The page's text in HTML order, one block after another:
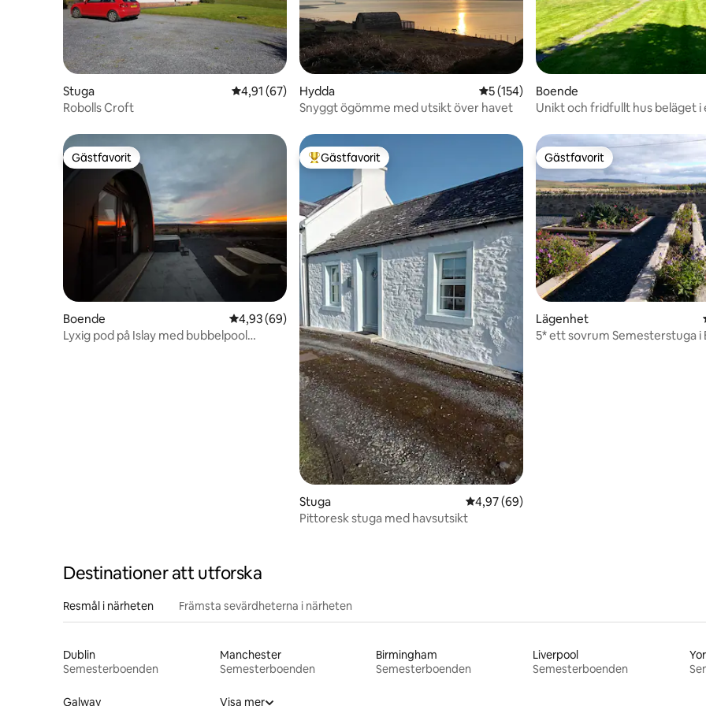
Stuga 4,91 av 5 i genomsnittligt betyg, 67 omdömen
4,91 (67)
Robolls Croft
Hydda 5 av 5 i genomsnittligt betyg, 154
5 (154)
Snyggt ögömme med utsikt över havet
Boende
Unikt och fridfullt hus beläget i
Gästfavorit
Gästfavorit
Boende 4,93 av 5 i genomsnittligt betyg, 69 omdömen
4,93 (69)
Lyxig pod på Islay med bubbelpool
Populär gästfavorit
Gästfavorit
Stuga 4,97 av 5 i genomsnittligt betyg, 69
4,97 (69)
Pittoresk stuga med havsutsikt
Gästfavorit
Gästfavorit
Lägenhet
5* ett sovrum Semesterstuga i
Destinationer att utforska
Resmål i närheten Främsta sevärdheterna i närheten
Dublin
Semesterboenden
Manchester
Semesterboenden
Birmingham
Semesterboenden
Liverpool
Semesterboenden
Galway Visa mer